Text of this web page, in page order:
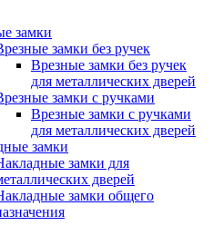
замки
замки без ручек
Врезные замки без ручек
для металлических дверей
замки с ручками
Врезные замки с ручками
для металлических дверей
замки
замки для
дверей
замки общего